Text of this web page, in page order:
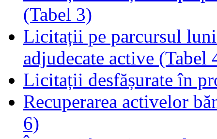
(Tabel 3)
Licitații pe parcursul
adjudecate active (Tabel
Licitații desfășurate în
Recuperarea activelor
6)